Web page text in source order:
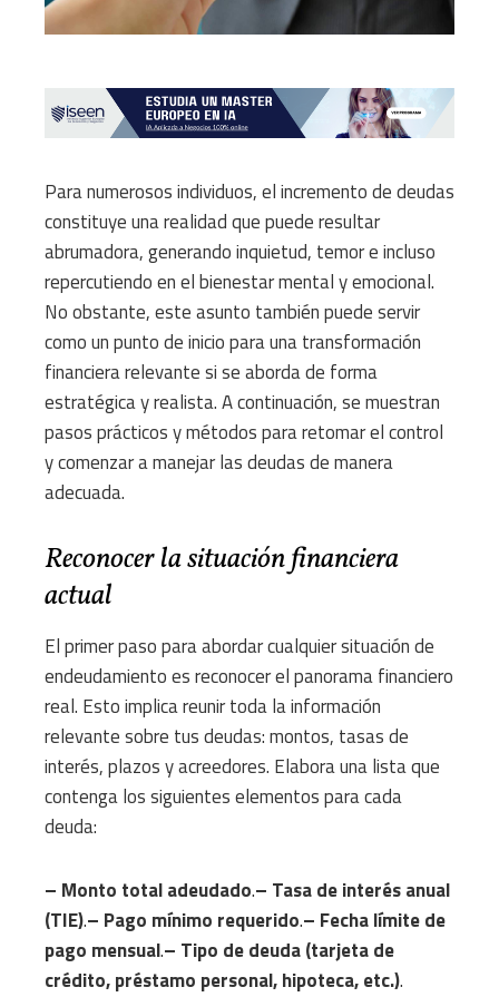
Para numerosos individuos, el incremento de deudas
constituye una realidad que puede resultar
abrumadora, generando inquietud, temor e incluso
repercutiendo en el bienestar mental y emocional.
No obstante, este asunto también puede servir
como un punto de inicio para una transformación
financiera relevante si se aborda de forma
estratégica y realista. A continuación, se muestran
pasos prácticos y métodos para retomar el control
y comenzar a manejar las deudas de manera
adecuada.
Reconocer la situación financiera
actual
El primer paso para abordar cualquier situación de
endeudamiento es reconocer el panorama financiero
real. Esto implica reunir toda la información
relevante sobre tus deudas: montos, tasas de
interés, plazos y acreedores. Elabora una lista que
contenga los siguientes elementos para cada
deuda:
– Monto total adeudado.– Tasa de interés anual
(TIE).– Pago mínimo requerido.– Fecha límite de
pago mensual.– Tipo de deuda (tarjeta de
crédito, préstamo personal, hipoteca, etc.).